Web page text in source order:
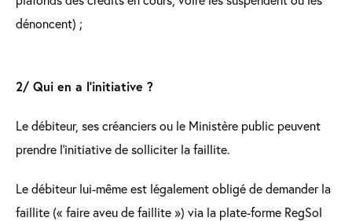
dénoncent) ;
2/ Qui en a l’initiative ?
Le débiteur, ses créanciers ou le Ministère public peuvent
prendre l’initiative de solliciter la faillite.
Le débiteur lui-même est légalement obligé de demander la
faillite (« faire aveu de faillite ») via la plate-forme RegSol